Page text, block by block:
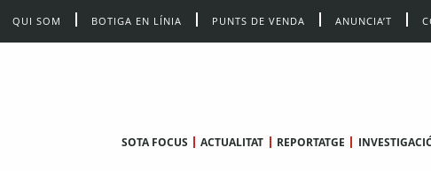
QUI SOM BOTIGA EN LÍNIA PUNTS DE VENDA ANUNCIA’T
SOTA FOCUS ACTUALITAT REPORTATGE